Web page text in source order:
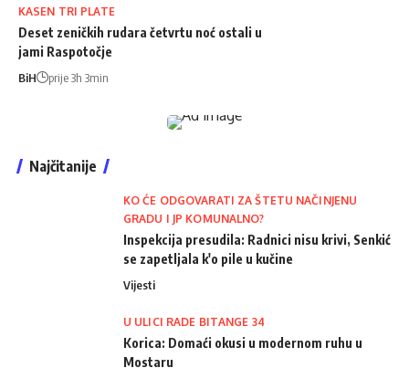
KASEN TRI PLATE
Deset zeničkih rudara četvrtu noć ostali u
jami Raspotočje
BiH prije 3h 3min
Najčitanije
KO ĆE ODGOVARATI ZA ŠTETU NAČINJENU
GRADU I JP KOMUNALNO?
Inspekcija presudila: Radnici nisu krivi, Senkić
se zapetljala k'o pile u kučine
Vijesti
U ULICI RADE BITANGE 34
Korica: Domaći okusi u modernom ruhu u
Mostaru